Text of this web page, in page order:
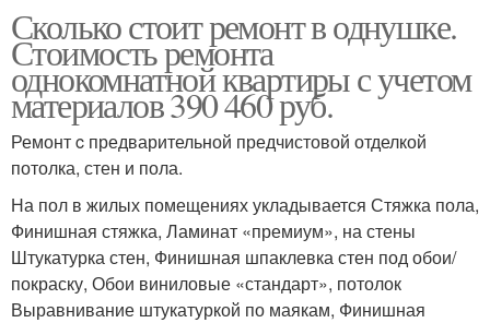
Сколько стоит ремонт в однушке.
Стоимость ремонта
однокомнатной квартиры с учетом
материалов 390 460 руб.
Ремонт c предварительной предчистовой отделкой
потолка, стен и пола.
На пол в жилых помещениях укладывается Стяжка пола,
Финишная стяжка, Ламинат «премиум», на стены
Штукатурка стен, Финишная шпаклевка стен под обои/
покраску, Обои виниловые «стандарт», потолок
Выравнивание штукатуркой по маякам, Финишная